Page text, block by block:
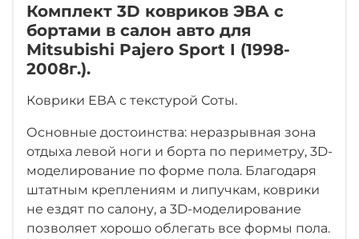
Комплект 3D ковриков ЭВА с
бортами в салон авто для
Mitsubishi Pajero Sport I (1998-
2008г.).
Коврики ЕВА с текстурой Соты.
Основные достоинства: неразрывная зона
отдыха левой ноги и борта по периметру, 3D-
моделирование по форме пола. Благодаря
штатным креплениям и липучкам, коврики
не ездят по салону, а 3D-моделирование
позволяет хорошо облегать все формы пола.